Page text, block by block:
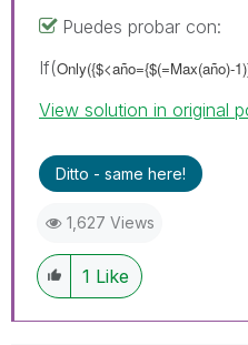
Puedes probar con:
If(Only({$<año={$(=Max(año)-
View solution in original
Ditto - same here!
1,627 Views
1 Like